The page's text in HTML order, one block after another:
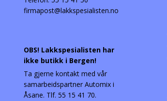
firmapost@lakkspesialisten.no
OBS! Lakkspesialisten har
ikke butikk i Bergen!
Ta gjerne kontakt med vår
samarbeidspartner Automix i
Åsane. Tlf. 55 15 41 70.